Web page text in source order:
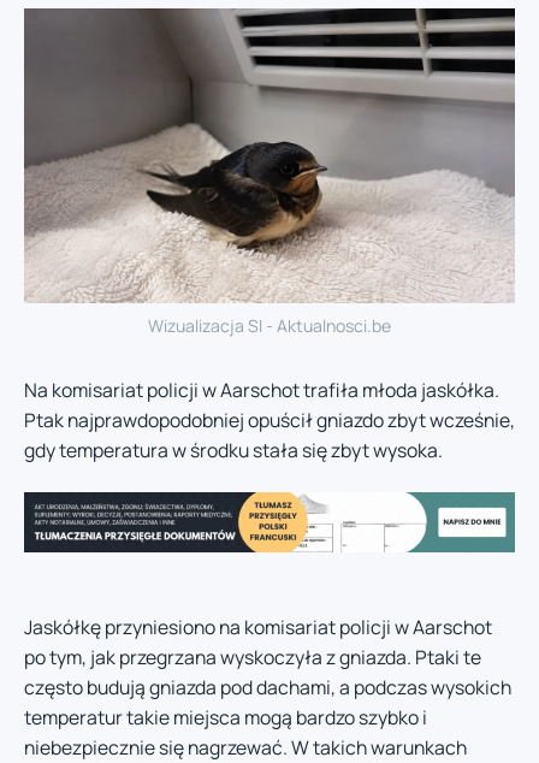
Wizualizacja SI - Aktualnosci.be
Na komisariat policji w Aarschot trafiła młoda jaskółka.
Ptak najprawdopodobniej opuścił gniazdo zbyt wcześnie,
gdy temperatura w środku stała się zbyt wysoka.
Jaskółkę przyniesiono na komisariat policji w Aarschot
po tym, jak przegrzana wyskoczyła z gniazda. Ptaki te
często budują gniazda pod dachami, a podczas wysokich
temperatur takie miejsca mogą bardzo szybko i
niebezpiecznie się nagrzewać. W takich warunkach